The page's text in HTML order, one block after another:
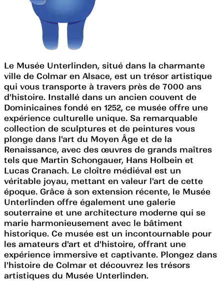
Le Musée Unterlinden, situé dans la charmante
ville de Colmar en Alsace, est un trésor artistique
qui vous transporte à travers près de 7000 ans
d'histoire. Installé dans un ancien couvent de
Dominicaines fondé en 1252, ce musée offre une
expérience culturelle unique. Sa remarquable
collection de sculptures et de peintures vous
plonge dans l'art du Moyen Âge et de la
Renaissance, avec des œuvres de grands maîtres
tels que Martin Schongauer, Hans Holbein et
Lucas Cranach. Le cloître médiéval est un
véritable joyau, mettant en valeur l'art de cette
époque. Grâce à son extension récente, le Musée
Unterlinden offre également une galerie
souterraine et une architecture moderne qui se
marie harmonieusement avec le bâtiment
historique. Ce musée est un incontournable pour
les amateurs d'art et d'histoire, offrant une
expérience immersive et captivante. Plongez dans
l'histoire de Colmar et découvrez les trésors
artistiques du Musée Unterlinden.